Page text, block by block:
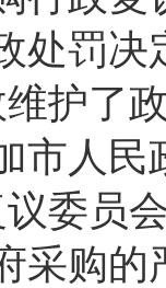
处罚
护了
市人
委员
采购的